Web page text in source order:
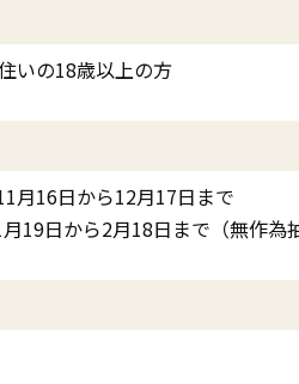
いの18歳以上の方
月16日から12月17日まで
19日から2月18日まで（無作為